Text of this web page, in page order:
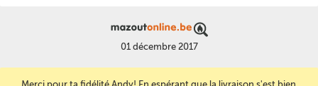
01 décembre 2017